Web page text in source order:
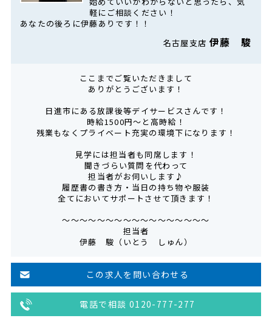
軽にご相談ください！
あなたの後ろに伊藤ありです！！
名古屋支店 伊藤 駿
ここまでご覧いただきまして
ありがとうございます！
日進市にある放課後等デイサービスさんです！
時給1500円～と高時給！
残業もなくプライベート充実の環境下になります！
見学には担当者も同席します！
聞きづらい質問を代わって
担当者がお伺いします♪
履歴書の書き方・当日の持ち物や服装
全てにおいてサポートさせて頂きます！
～～～～～～～～～～～～～～～～～
担当者
伊藤 駿（いとう しゅん）
この求人を問い合わせる
電話で相談 0120-777-277